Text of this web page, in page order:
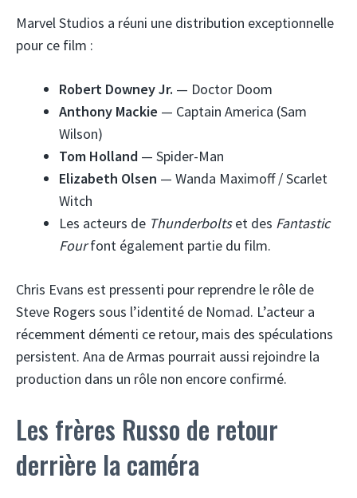
Marvel Studios a réuni une distribution exceptionnelle
pour ce film :
Robert Downey Jr. — Doctor Doom
Anthony Mackie — Captain America (Sam
Wilson)
Tom Holland — Spider-Man
Elizabeth Olsen — Wanda Maximoff / Scarlet
Witch
Les acteurs de Thunderboltset des Fantastic
Fourfont également partie du film.
Chris Evans est pressenti pour reprendre le rôle de
Steve Rogers sous l’identité de Nomad. L’acteur a
récemment démenti ce retour, mais des spéculations
persistent. Ana de Armas pourrait aussi rejoindre la
production dans un rôle non encore confirmé.
Les frères Russo de retour
derrière la caméra